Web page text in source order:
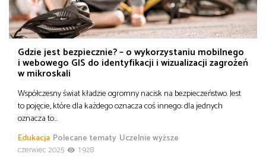
od
do
Biznes
Infrastruktura i telekomunikacja
Turystyka i rekreacja
Gdzie jest bezpiecznie? – o wykorzystaniu mobilnego
i webowego GIS do identyfikacji i wizualizacji zagrożeń
w mikroskali
Współczesny świat kładzie ogromny nacisk na bezpieczeństwo. Jest
to pojęcie, które dla każdego oznacza coś innego: dla jednych
oznacza to…
Edukacja Polecane tematy Uczelnie wyższe
czerwiec 2025
1 928